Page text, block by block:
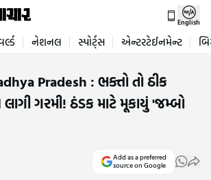
English
નેશનલ સ્પોર્ટ્સ એન્ટરટેઈનમેન્ટ
Pradesh : ભક્તો તો ઠીક
ગરમી! ઠંડક માટે મૂકાયું 'જમ્બો
Add as a preferred
source on Google